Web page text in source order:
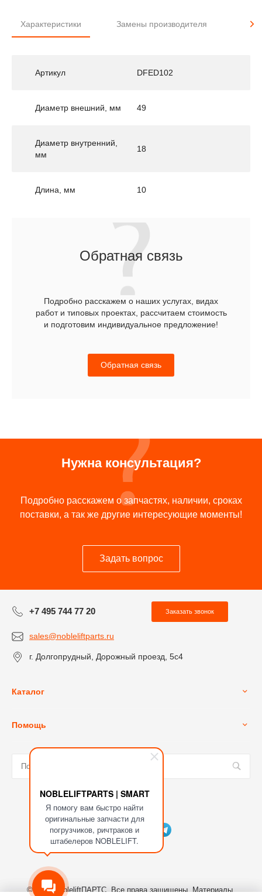
NOBLELIFTPARTS | SMART
Я помогу вам быстро найти
оригинальные запчасти для
погрузчиков, ричтраков и
штабелеров NOBLELIFT.
Характеристики Замены производителя
Артикул DFED102
Диаметр внешний, мм 49
Диаметр внутренний,
мм
18
Длина, мм 10
Обратная связь
Подробно расскажем о наших услугах, видах
работ и типовых проектах, рассчитаем стоимость
и подготовим индивидуальное предложение!
Обратная связь
Нужна консультация?
Подробно расскажем о запчастях, наличии, сроках
поставки, а так же другие интересующие моменты!
Задать вопрос
+7 495 744 77 20 Заказать звонок
sales@nobleliftparts.ru
г. Долгопрудный, Дорожный проезд, 5с4
Каталог
Помощь
Мы в соц. сетях
© 2023 NobleliftПАРТС, Все права защищены. Материалы,